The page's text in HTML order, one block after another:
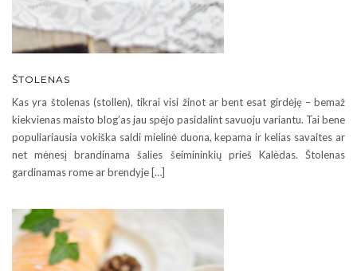
ŠTOLENAS
Kas yra štolenas (stollen), tikrai visi žinot ar bent esat girdėję – bemaž
kiekvienas maisto blog’as jau spėjo pasidalint savuoju variantu. Tai bene
populiariausia vokiška saldi mielinė duona, kepama ir kelias savaites ar
net mėnesį brandinama šalies šeimininkių prieš Kalėdas. Štolenas
gardinamas rome ar brendyje […]